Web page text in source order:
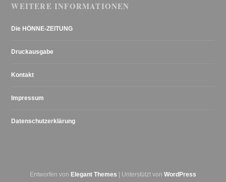
WEITERE INFORMATIONEN
Die HÖNNE-ZEITUNG
Druckausgabe
Kontakt
Impressum
Datenschutzerklärung
Entworfen von Elegant Themes | Unterstützt von WordPress